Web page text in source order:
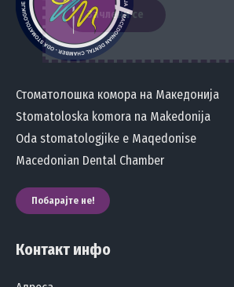
Стоматолошка комора на Македонија
Stomatoloska komora na Makedonija
Oda stomatologjike e Maqedonise
Macedonian Dental Chamber
Побарајте не!
Контакт инфо